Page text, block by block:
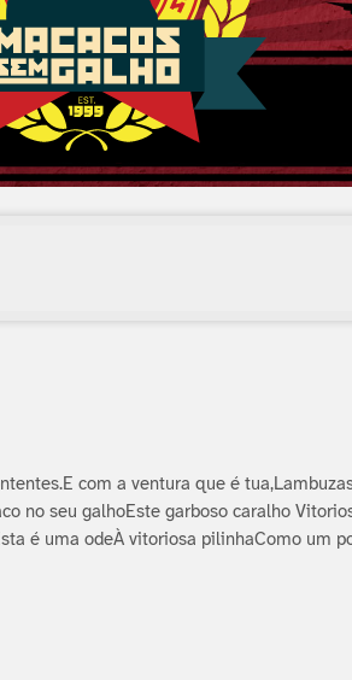
com a ventura que é
no seu galhoEste garboso caralho
é uma odeÀ vitoriosa pilinhaComo um